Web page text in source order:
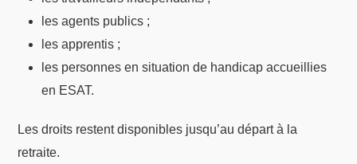
les agents publics ;
les apprentis ;
les personnes en situation de handicap accueillies
en ESAT.
Les droits restent disponibles jusqu’au départ à la
retraite.